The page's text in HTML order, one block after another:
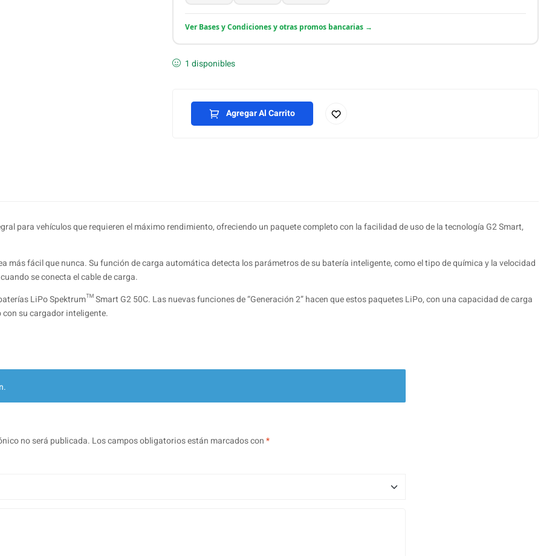
Ver Bases y Condiciones y otras promos bancarias →
1 disponibles
Agregar Al Carrito
para vehículos que requieren el máximo rendimiento, ofreciendo un paquete completo con la facilidad de uso de la tecnología G2 Smart,
más fácil que nunca. Su función de carga automática detecta los parámetros de su batería inteligente, como el tipo de química y la velocidad
se conecta el cable de carga.
LiPo Spektrum™ Smart G2 50C. Las nuevas funciones de “Generación 2” hacen que estos paquetes LiPo, con una capacidad de carga
con su cargador inteligente.
no será publicada. Los campos obligatorios están marcados con*